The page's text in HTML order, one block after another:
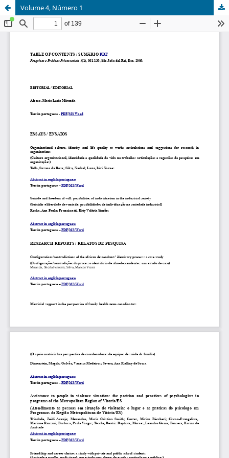
Volume 4, Número 1